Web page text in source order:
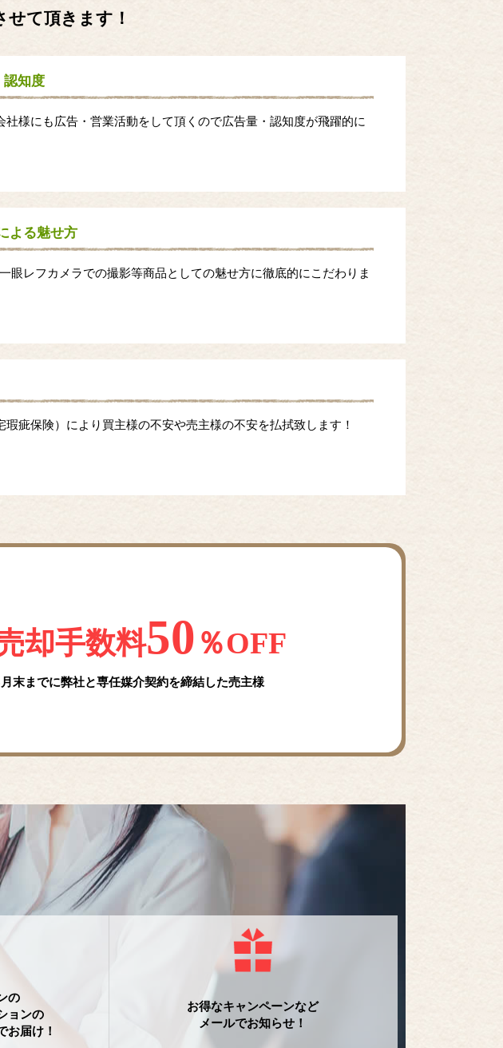
て頂きます！
認知度
様にも広告・営業活動をして頂くので広告量・認知度が飛躍的に
よる魅せ方
眼レフカメラでの撮影等商品としての魅せ方に徹底的にこだわりま
疵保険）により買主様の不安や売主様の不安を払拭致します！
却手数料50 ％OFF
末までに弊社と専任媒介契約を締結した売主様
の
ョンの
お届け！
お得なキャンペーンなど
メールでお知らせ！